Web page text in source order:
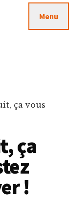
Menu
ça vous
ça
!